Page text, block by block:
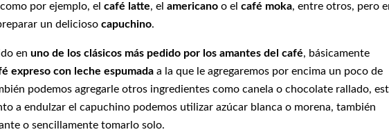
por ejemplo, el café latte, el americano o el café moka, entre otros, pero
un delicioso capuchino.
en uno de los clásicos más pedido por los amantes del café, básicamente
expreso con leche espumada a la que le agregaremos por encima un poco de
podemos agregarle otros ingredientes como canela o chocolate rallado,
a endulzar el capuchino podemos utilizar azúcar blanca o morena, también
o sencillamente tomarlo solo.